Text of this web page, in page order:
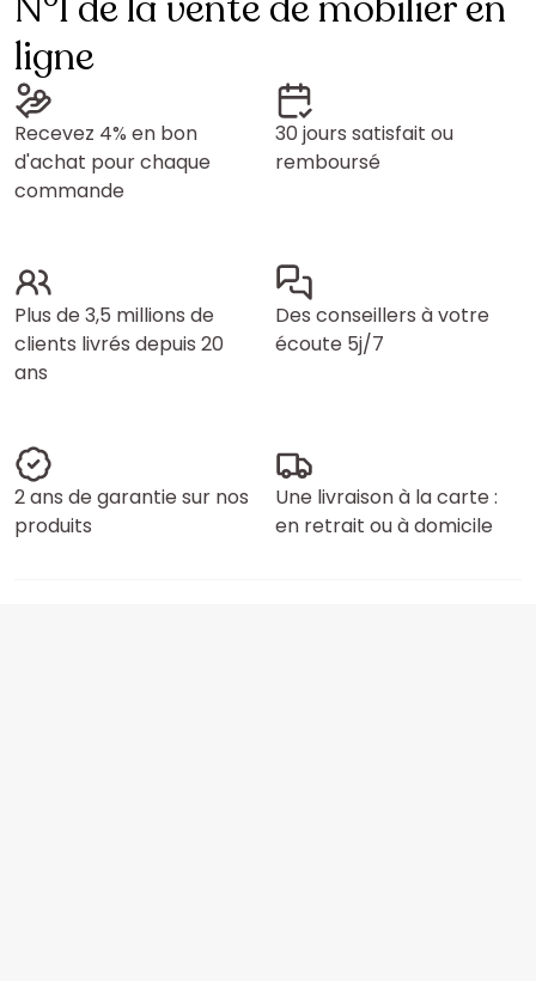
ligne
Recevez 4% en bon
d'achat pour chaque
commande
30 jours satisfait ou
remboursé
Plus de 3,5 millions de
clients livrés depuis 20
ans
Des conseillers à votre
écoute 5j/7
2 ans de garantie sur nos
produits
Une livraison à la carte :
en retrait ou à domicile